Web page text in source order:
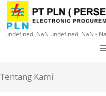
undefined, NaN undefined, NaN -
Tentang Kami